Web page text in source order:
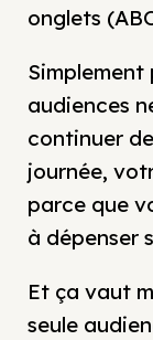
onglets
Simplement
audiences
continuer
journée,
parce que
à dépenser
Et ça vaut
seule